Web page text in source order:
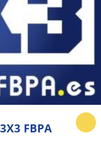
FBPA